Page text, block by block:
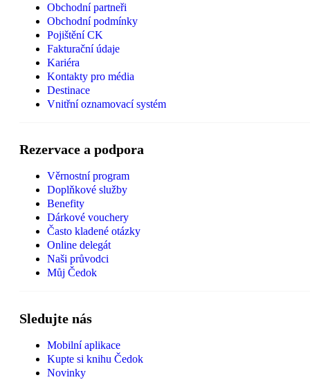
Obchodní partneři
Obchodní podmínky
Pojištění CK
Fakturační údaje
Kariéra
Kontakty pro média
Destinace
Vnitřní oznamovací systém
Rezervace a podpora
Věrnostní program
Doplňkové služby
Benefity
Dárkové vouchery
Často kladené otázky
Online delegát
Naši průvodci
Můj Čedok
Sledujte nás
Mobilní aplikace
Kupte si knihu Čedok
Novinky